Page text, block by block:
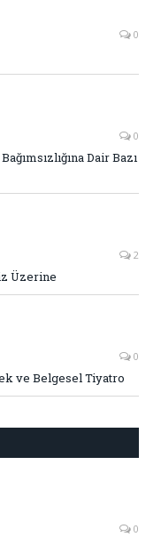
0
0
Dair Bazı
2
Üzerine
0
ve Belgesel Tiyatro
0